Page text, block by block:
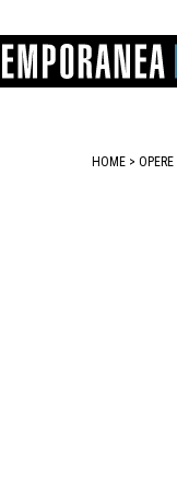
HOME > OPERE